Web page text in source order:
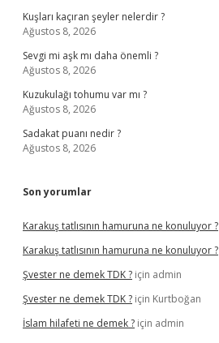
Kuşları kaçıran şeyler nelerdir ?
Ağustos 8, 2026
Sevgi mi aşk mı daha önemli ?
Ağustos 8, 2026
Kuzukulağı tohumu var mı ?
Ağustos 8, 2026
Sadakat puanı nedir ?
Ağustos 8, 2026
Son yorumlar
Karakuş tatlısının hamuruna ne konuluyor ?
Karakuş tatlısının hamuruna ne konuluyor ?
Şvester ne demek TDK ? için admin
Şvester ne demek TDK ? için Kurtboğan
İslam hilafeti ne demek ? için admin